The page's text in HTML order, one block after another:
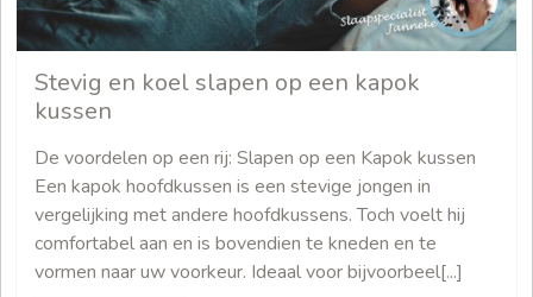
Stevig en koel slapen op een kapok
kussen
De voordelen op een rij: Slapen op een Kapok kussen
Een kapok hoofdkussen is een stevige jongen in
vergelijking met andere hoofdkussens. Toch voelt hij
comfortabel aan en is bovendien te kneden en te
vormen naar uw voorkeur. Ideaal voor bijvoorbeel[...]